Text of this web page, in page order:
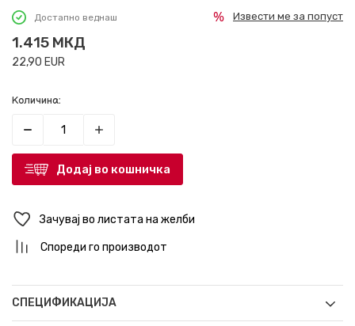
Достапно веднаш
1.415 МКД
22,90 EUR
Извести ме за попуст
Количина:
Додај во кошничка
Зачувај во листата на желби
Спореди го производот
СПЕЦИФИКАЦИЈА